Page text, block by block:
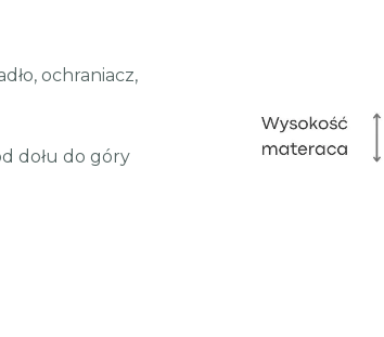
ochraniacz,
dołu do góry